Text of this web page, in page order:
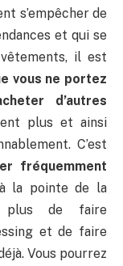
s’empêcher de
et qui se
il est
vous ne portez
d’autres
plus et ainsi
C’est
fréquemment
la pointe de la
plus de faire
et de faire
Vous pourrez